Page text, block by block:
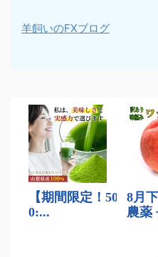
羊飼いのFXブログ